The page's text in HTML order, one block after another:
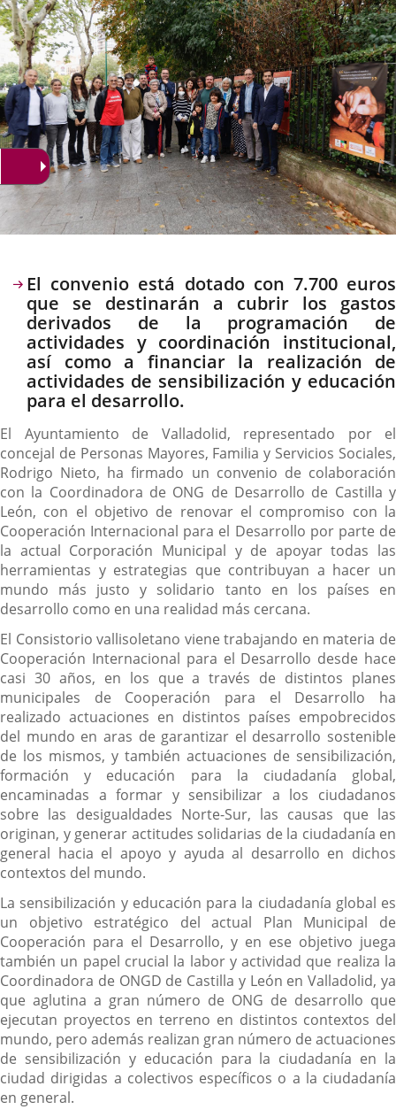
Descripción
El convenio está dotado con 7.700 euros
que se destinarán a cubrir los gastos
derivados de la programación de
actividades y coordinación institucional,
así como a financiar la realización de
actividades de sensibilización y educación
para el desarrollo.
El Ayuntamiento de Valladolid, representado por el
concejal de Personas Mayores, Familia y Servicios Sociales,
Rodrigo Nieto, ha firmado un convenio de colaboración
con la Coordinadora de ONG de Desarrollo de Castilla y
León, con el objetivo de renovar el compromiso con la
Cooperación Internacional para el Desarrollo por parte de
la actual Corporación Municipal y de apoyar todas las
herramientas y estrategias que contribuyan a hacer un
mundo más justo y solidario tanto en los países en
desarrollo como en una realidad más cercana.
El Consistorio vallisoletano viene trabajando en materia de
Cooperación Internacional para el Desarrollo desde hace
casi 30 años, en los que a través de distintos planes
municipales de Cooperación para el Desarrollo ha
realizado actuaciones en distintos países empobrecidos
del mundo en aras de garantizar el desarrollo sostenible
de los mismos, y también actuaciones de sensibilización,
formación y educación para la ciudadanía global,
encaminadas a formar y sensibilizar a los ciudadanos
sobre las desigualdades Norte-Sur, las causas que las
originan, y generar actitudes solidarias de la ciudadanía en
general hacia el apoyo y ayuda al desarrollo en dichos
contextos del mundo.
La sensibilización y educación para la ciudadanía global es
un objetivo estratégico del actual Plan Municipal de
Cooperación para el Desarrollo, y en ese objetivo juega
también un papel crucial la labor y actividad que realiza la
Coordinadora de ONGD de Castilla y León en Valladolid, ya
que aglutina a gran número de ONG de desarrollo que
ejecutan proyectos en terreno en distintos contextos del
mundo, pero además realizan gran número de actuaciones
de sensibilización y educación para la ciudadanía en la
ciudad dirigidas a colectivos específicos o a la ciudadanía
en general.